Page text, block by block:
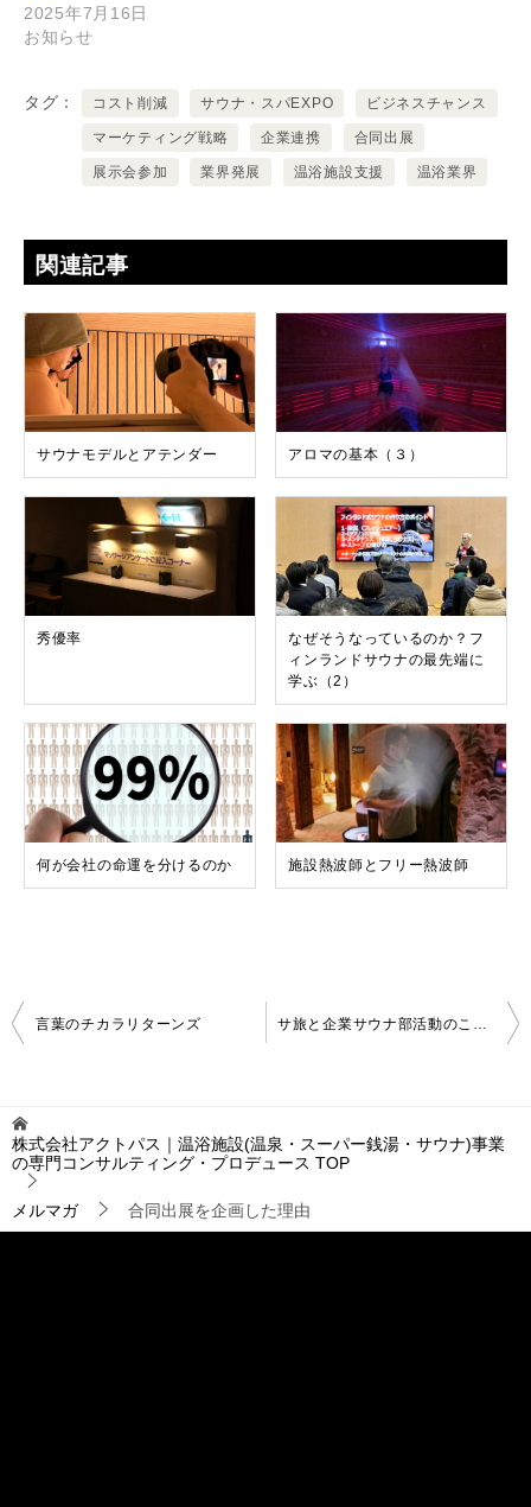
2025年7月16日
お知らせ
タグ コスト削減 サウナ・スパEXPO ビジネスチャンス
マーケティング戦略 企業連携 合同出展
展示会参加 業界発展 温浴施設支援 温浴業界
関連記事
サウナモデルとアテンダー アロマの基本（３）
秀優率
なぜそうなっているのか？フ
ィンランドサウナの最先端に
学ぶ（2）
何が会社の命運を分けるのか 施設熱波師とフリー熱波師
投
稿
ゲ
ー
シ
ョ
ン
言葉のチカラリターンズ サ旅と企業サウナ部活動のこれから（1）
株式会社アクトパス｜温浴施設(温泉・スーパー銭湯・サウナ)事業
の専門コンサルティング・プロデュース TOP
メルマガ 合同出展を企画した理由